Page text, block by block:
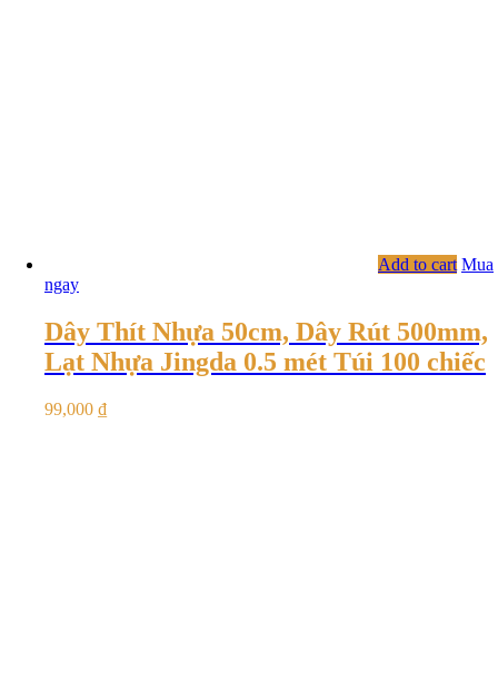
Add to cart Mua
ngay
Dây Thít Nhựa 50cm, Dây Rút 500mm,
Lạt Nhựa Jingda 0.5 mét Túi 100 chiếc
99,000 ₫